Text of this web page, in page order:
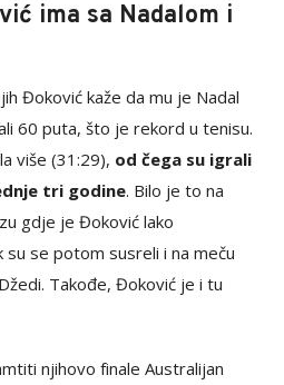
ima sa Nadalom i
Đoković kaže da mu je Nadal
60 puta, što je rekord u tenisu.
više (31:29), od čega su igrali
tri godine. Bilo je to na
gdje je Đoković lako
se potom susreli i na meču
Takođe, Đoković je i tu
njihovo finale Australijan